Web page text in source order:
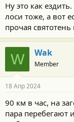
с
т
и
Ну это как
лоси тоже, а вот
прочая
W Wak
Member
18 Апр 2024
90 км в час, на
пара перебегают